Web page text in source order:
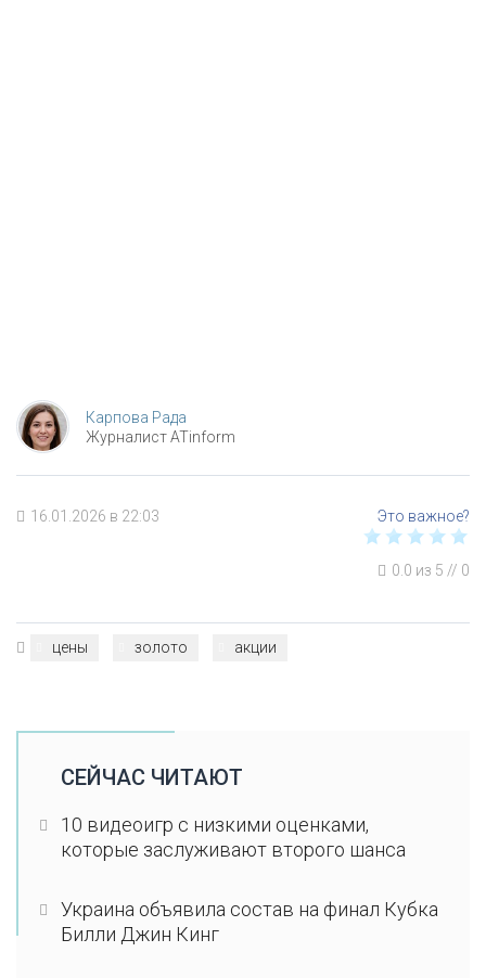
Карпова Рада
Журналист ATinform
16.01.2026 в 22:03
0.0 из 5 // 0
цены золото акции
СЕЙЧАС ЧИТАЮТ
10 видеоигр с низкими оценками,
которые заслуживают второго шанса
Украина объявила состав на финал Кубка
Билли Джин Кинг